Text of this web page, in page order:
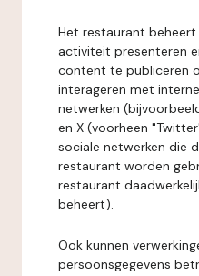
Het restaurant
activiteit presenteren
content te publiceren
interageren met
netwerken
en X (voorheen
sociale netwerken die
restaurant worden
restaurant
beheert).
Ook kunnen
persoonsgegevens